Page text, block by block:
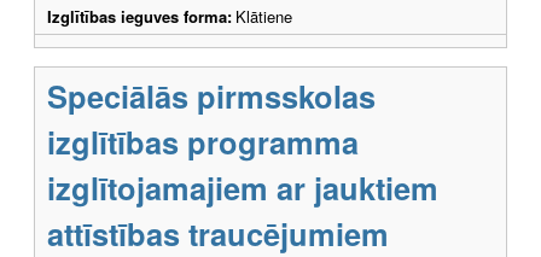
Izglītības ieguves forma: Klātiene
Speciālās pirmsskolas
izglītības programma
izglītojamajiem ar jauktiem
attīstības traucējumiem